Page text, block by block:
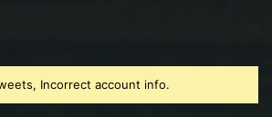
Incorrect account info.